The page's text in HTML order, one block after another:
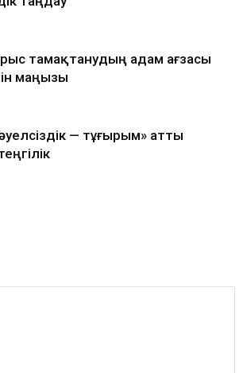
тамақтанудың адам ағзасы
маңызы
— тұғырым» атты